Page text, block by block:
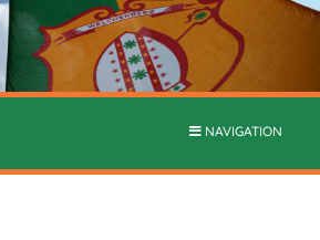
NAVIGATION